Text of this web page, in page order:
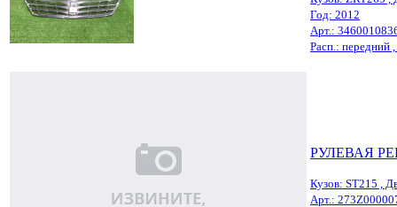
Год: 2012
Арт.:
Расп.: передний
РУЛЕВАЯ
Кузов: ST215 ,
Арт.: